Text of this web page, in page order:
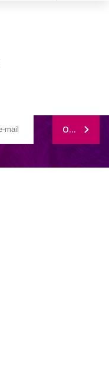
ODEBÍRAT